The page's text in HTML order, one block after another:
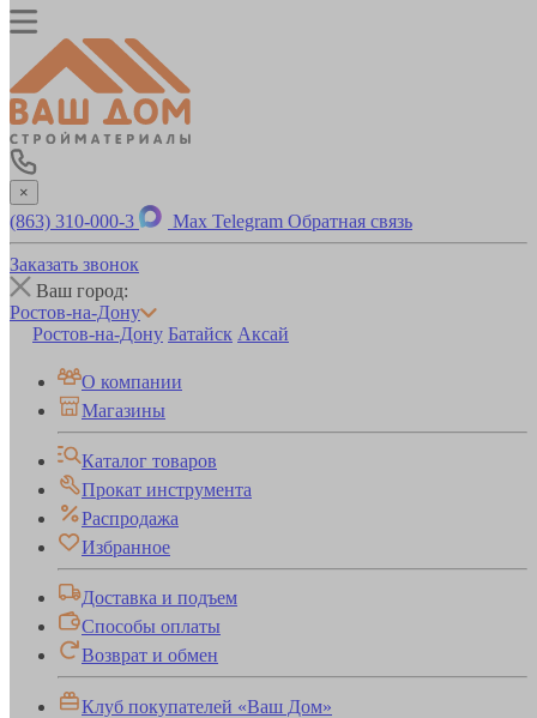
×
(863) 310-000-3 Max Telegram Обратная связь
Заказать звонок
Ваш город:
Ростов-на-Дону
Ростов-на-Дону Батайск Аксай
О компании
Магазины
Каталог товаров
Прокат инструмента
Распродажа
Избранное
Доставка и подъем
Способы оплаты
Возврат и обмен
Клуб покупателей «Ваш Дом»